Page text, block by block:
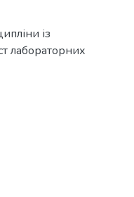
із
лабораторних